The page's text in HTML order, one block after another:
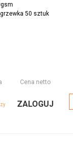
50 sztuk
Cena netto
ZALOGUJ